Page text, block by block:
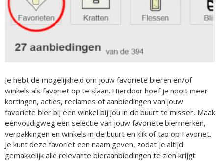
Je hebt de mogelijkheid om jouw favoriete bieren en/of
winkels als favoriet op te slaan. Hierdoor hoef je nooit meer
kortingen, acties, reclames of aanbiedingen van jouw
favoriete bier bij een winkel bij jou in de buurt te missen. Maak
eenvoudigweg een selectie van jouw favoriete biermerken,
verpakkingen en winkels in de buurt en klik of tap op Favoriet.
Je kunt deze favoriet een naam geven, zodat je altijd
gemakkelijk alle relevante bieraanbiedingen te zien krijgt.